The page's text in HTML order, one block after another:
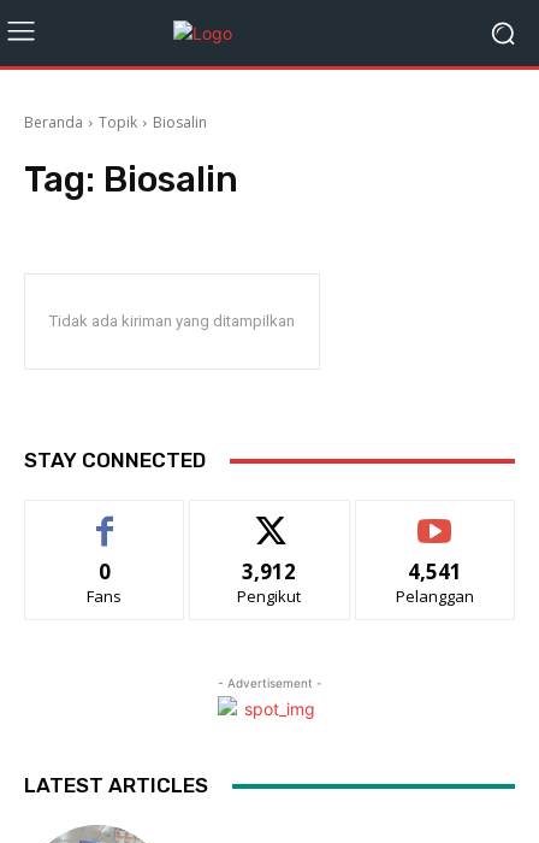
Beranda Topik Biosalin
Tag: Biosalin
Tidak ada kiriman yang ditampilkan
STAY CONNECTED
0
Fans
3,912
Pengikut
4,541
Pelanggan
- Advertisement -
LATEST ARTICLES